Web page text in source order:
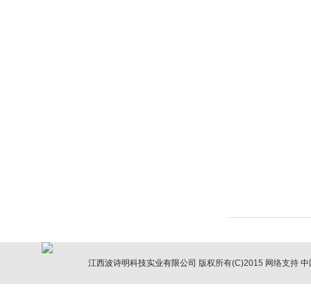
江西波诗明科技实业有限公司 版权所有(C)2015 网络支持 中